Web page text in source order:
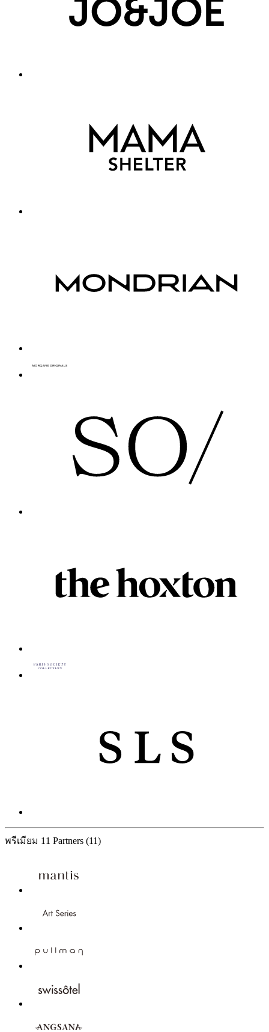
พรีเมียม 11 Partners (11)